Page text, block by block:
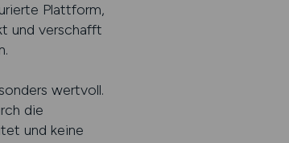
Plattform,
und verschafft
wertvoll.
die
und keine